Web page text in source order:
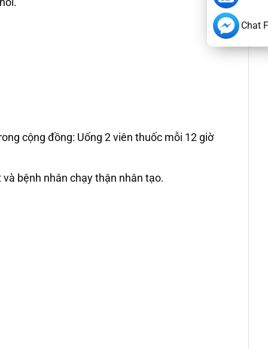
cộng đồng: Uống 2 viên thuốc mỗi 12 giờ
bệnh nhân chạy thận nhân tạo.
Chat